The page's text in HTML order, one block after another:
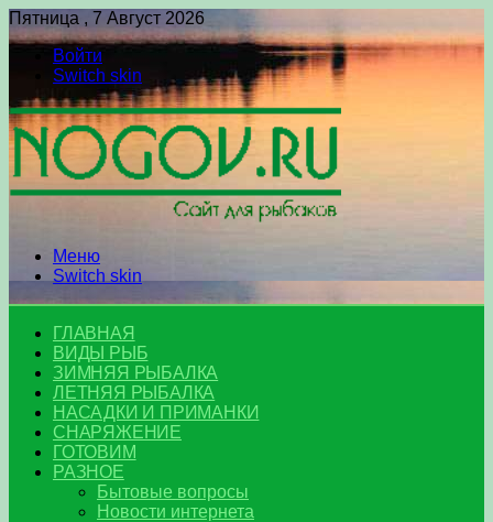
Пятница , 7 Август 2026
Войти
Switch skin
Меню
Switch skin
ГЛАВНАЯ
ВИДЫ РЫБ
ЗИМНЯЯ РЫБАЛКА
ЛЕТНЯЯ РЫБАЛКА
НАСАДКИ И ПРИМАНКИ
СНАРЯЖЕНИЕ
ГОТОВИМ
РАЗНОЕ
Бытовые вопросы
Новости интернета